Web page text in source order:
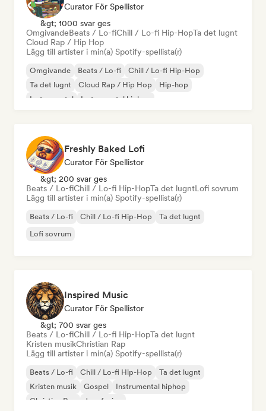
Curator För Spellistor
&gt; 1000 svar ges
OmgivandeBeats / Lo-fiChill / Lo-fi Hip-HopTa det lugnt
Cloud Rap / Hip Hop
Lägg till artister i min(a) Spotify-spellista(r)
Omgivande Beats / Lo-fi
Chill / Lo-fi Hip-Hop
Ta det lugnt
Cloud Rap / Hip Hop
Hip-hop
Instrumental
Instrumental hiphop
Freshly Baked Lofi
Curator För Spellistor
&gt; 200 svar ges
Beats / Lo-fiChill / Lo-fi Hip-HopTa det lugntLofi sovrum
Lägg till artister i min(a) Spotify-spellista(r)
Beats / Lo-fi Chill / Lo-fi Hip-Hop
Ta det lugnt
Lofi sovrum
Inspired Music
Curator För Spellistor
&gt; 700 svar ges
Beats / Lo-fiChill / Lo-fi Hip-HopTa det lugnt
Kristen musikChristian Rap
Lägg till artister i min(a) Spotify-spellista(r)
Beats / Lo-fi Chill / Lo-fi Hip-Hop
Ta det lugnt
Kristen musik
Gospel
Instrumental hiphop
Christian Rap
Jazz fusion